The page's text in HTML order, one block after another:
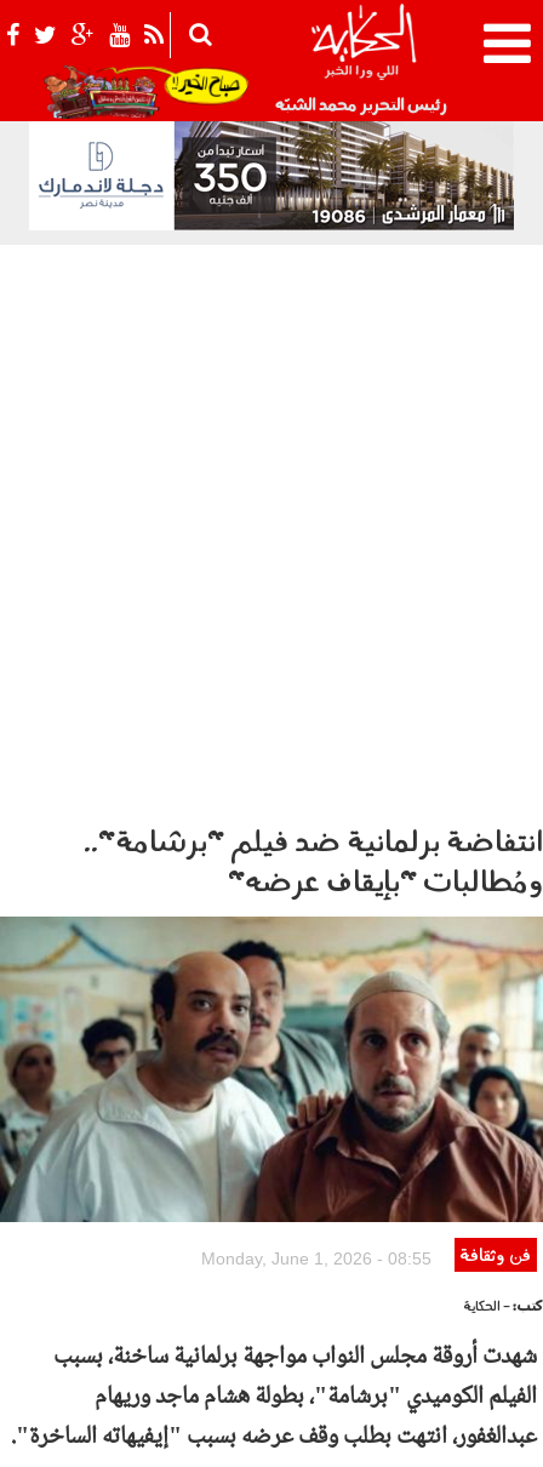
رئيس التحرير محمد الشبّه 021_2.png
انتفاضة برلمانية ضد فيلم "برشامة"..
ومُطالبات "بإيقاف عرضه"
010603.jpg
فن وثقافة Monday, June 1, 2026 - 08:55
كتب:- الحكاية
شهدت أروقة مجلس النواب مواجهة برلمانية ساخنة، بسبب
الفيلم الكوميدي "برشامة"، بطولة هشام ماجد وريهام
عبدالغفور، انتهت بطلب وقف عرضه بسبب "إيفيهاته الساخرة".